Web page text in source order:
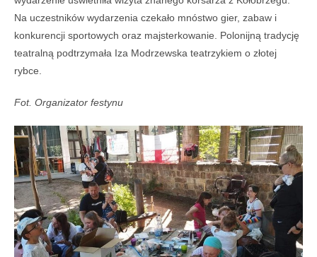
Na uczestników wydarzenia czekało mnóstwo gier, zabaw i
konkurencji sportowych oraz majsterkowanie. Polonijną tradycję
teatralną podtrzymała Iza Modrzewska teatrzykiem o złotej
rybce.
Fot. Organizator festynu